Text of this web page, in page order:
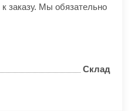
заказу. Мы обязательно
Склад